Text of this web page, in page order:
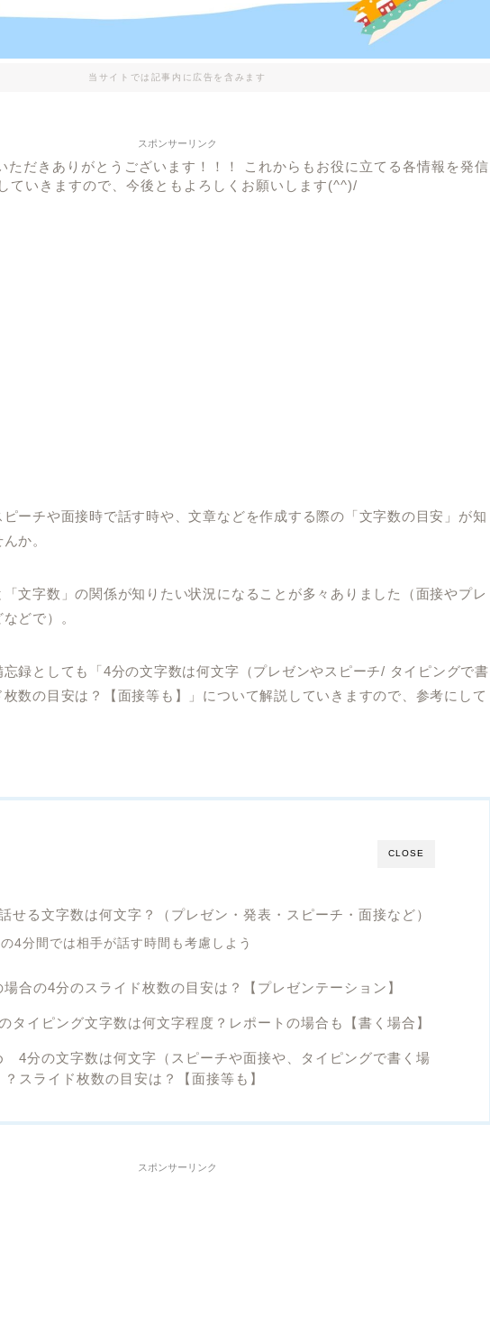
当サイトでは記事内に広告を含みます
スポンサーリンク
ただきありがとうございます！！！ これからもお役に立てる各情報を発信
していきますので、今後ともよろしくお願いします(^^)/
ーチや面接時で話す時や、文章などを作成する際の「文字数の目安」が知
か。
文字数」の関係が知りたい状況になることが多々ありました（面接やプレ
どで）。
録としても「4分の文字数は何文字（プレゼンやスピーチ/ タイピングで書
枚数の目安は？【面接等も】」について解説していきますので、参考にして
CLOSE
せる文字数は何文字？（プレゼン・発表・スピーチ・面接など）
4分間では相手が話す時間も考慮しよう
場合の4分のスライド枚数の目安は？【プレゼンテーション】
タイピング文字数は何文字程度？レポートの場合も【書く場合】
4分の文字数は何文字（スピーチや面接や、タイピングで書く場
？スライド枚数の目安は？【面接等も】
スポンサーリンク